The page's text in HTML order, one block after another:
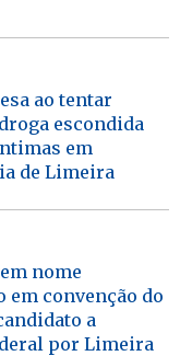
ao tentar
escondida
em
de Limeira
nome
em convenção do
a
por Limeira